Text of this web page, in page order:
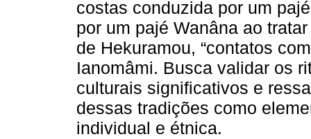
costas conduzida por um
por um pajé Wanâna ao
de Hekuramou, “contatos
Ianomâmi. Busca validar os
culturais significativos e
dessas tradições como
individual e étnica.